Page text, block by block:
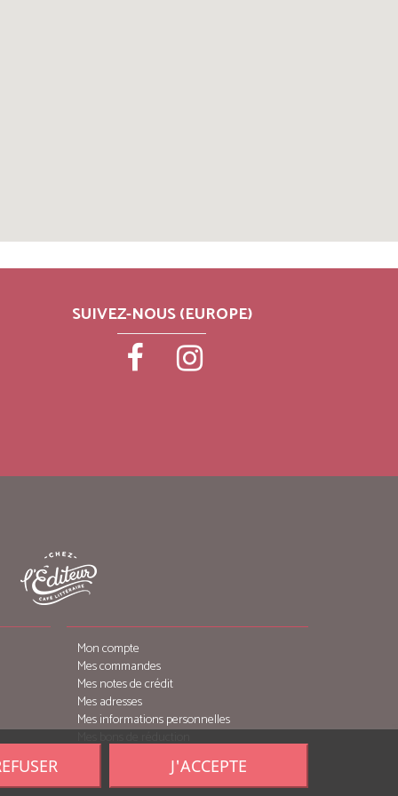
SUIVEZ-NOUS (EUROPE)
Mon compte
Mes commandes
Mes notes de crédit
Mes adresses
Mes informations personnelles
J'ACCEPTE